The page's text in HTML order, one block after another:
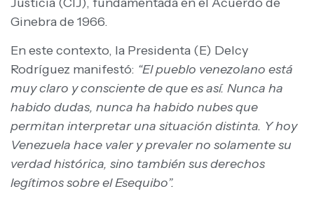
Ginebra de 1966.
En este contexto, la Presidenta (E) Delcy
Rodríguez manifestó: “El pueblo venezolano está
muy claro y consciente de que es así. Nunca ha
habido dudas, nunca ha habido nubes que
permitan interpretar una situación distinta. Y hoy
Venezuela hace valer y prevaler no solamente su
verdad histórica, sino también sus derechos
legítimos sobre el Esequibo”.